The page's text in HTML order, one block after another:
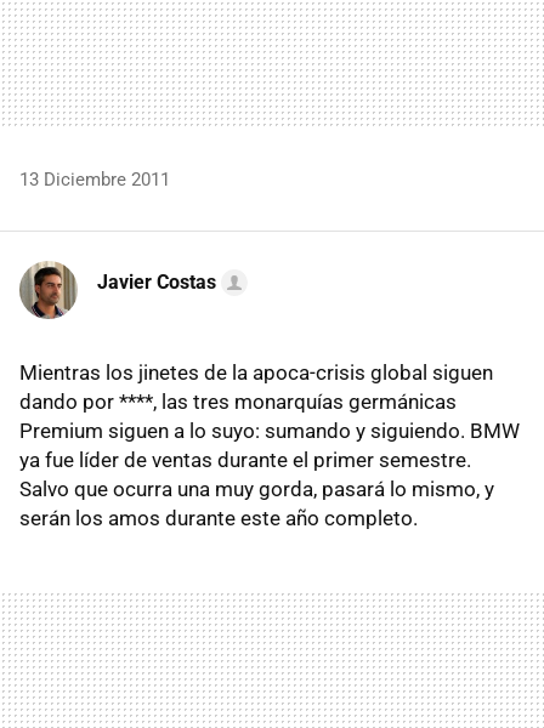
13 Diciembre 2011
Javier Costas
Mientras los jinetes de la apoca-crisis global siguen
dando por ****, las tres monarquías germánicas
Premium siguen a lo suyo: sumando y siguiendo. BMW
ya fue líder de ventas durante el primer semestre.
Salvo que ocurra una muy gorda, pasará lo mismo, y
serán los amos durante este año completo.